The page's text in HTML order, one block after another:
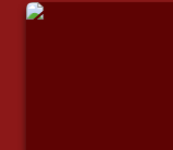
Scappati di casa